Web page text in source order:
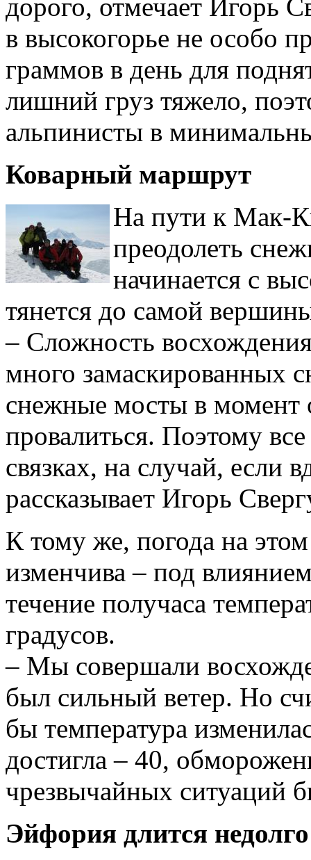
дорого, отмечает Игорь
в высокогорье не особо
граммов в день для
лишний груз тяжело,
альпинисты в
Коварный маршрут
На пути к Мак-
преодолеть
начинается с
тянется до самой
– Сложность
много замаскированных
снежные мосты в момент
провалиться. Поэтому
связках, на случай, если
рассказывает Игорь
К тому же, погода на
изменчива – под
течение получаса
градусов.
– Мы совершали
был сильный ветер. Но
бы температура
достигла – 40,
чрезвычайных ситуаций
Эйфория длится недолго